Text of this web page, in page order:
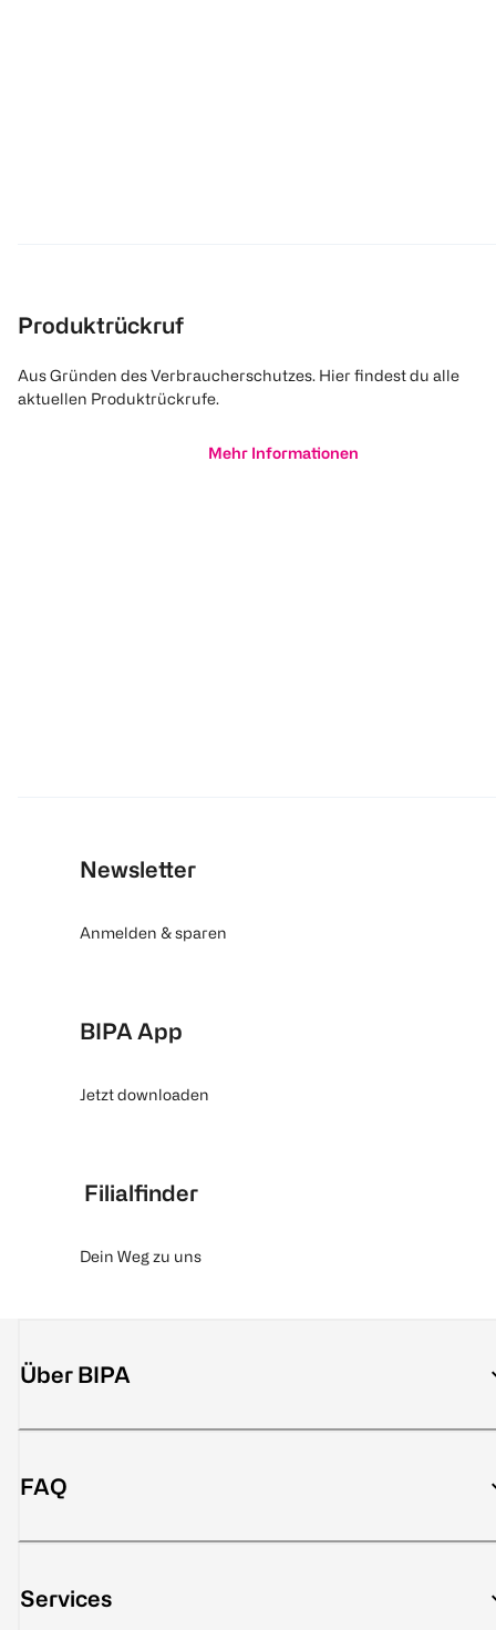
Produktrückruf
Aus Gründen des Verbraucherschutzes. Hier findest du alle
aktuellen Produktrückrufe.
Mehr Informationen
Newsletter
Anmelden & sparen
BIPA App
Jetzt downloaden
Filialfinder
Dein Weg zu uns
Über BIPA
FAQ
Services